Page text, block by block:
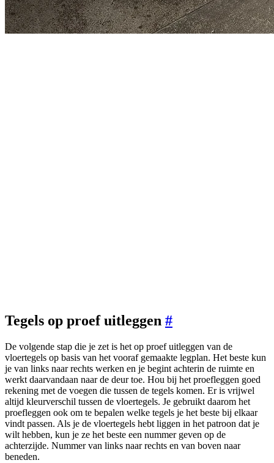
Tegels op proef uitleggen #
De volgende stap die je zet is het op proef uitleggen van de
vloertegels op basis van het vooraf gemaakte legplan. Het beste kun
je van links naar rechts werken en je begint achterin de ruimte en
werkt daarvandaan naar de deur toe. Hou bij het proefleggen goed
rekening met de voegen die tussen de tegels komen. Er is vrijwel
altijd kleurverschil tussen de vloertegels. Je gebruikt daarom het
proefleggen ook om te bepalen welke tegels je het beste bij elkaar
vindt passen. Als je de vloertegels hebt liggen in het patroon dat je
wilt hebben, kun je ze het beste een nummer geven op de
achterzijde. Nummer van links naar rechts en van boven naar
beneden.